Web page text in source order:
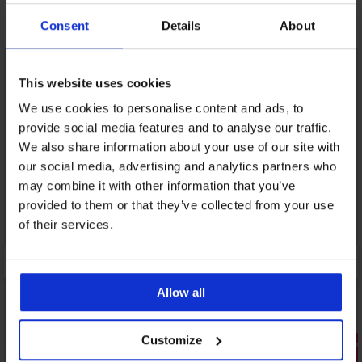
Consent Details About
This website uses cookies
We use cookies to personalise content and ads, to
provide social media features and to analyse our traffic.
We also share information about your use of our site with
our social media, advertising and analytics partners who
may combine it with other information that you’ve
provided to them or that they’ve collected from your use
of their services.
Allow all
Customize
Може да ви хареса
Разпродажба